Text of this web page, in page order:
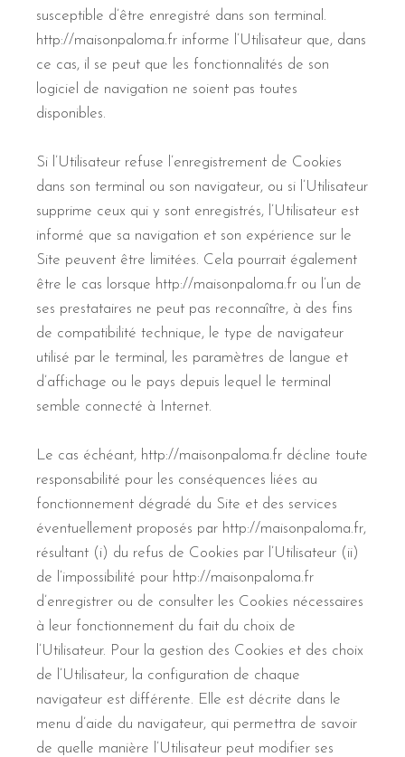
susceptible d’être enregistré dans son terminal.
http://maisonpaloma.fr informe l’Utilisateur que, dans
ce cas, il se peut que les fonctionnalités de son
logiciel de navigation ne soient pas toutes
disponibles.
Si l’Utilisateur refuse l’enregistrement de Cookies
dans son terminal ou son navigateur, ou si l’Utilisateur
supprime ceux qui y sont enregistrés, l’Utilisateur est
informé que sa navigation et son expérience sur le
Site peuvent être limitées. Cela pourrait également
être le cas lorsque http://maisonpaloma.fr ou l’un de
ses prestataires ne peut pas reconnaître, à des fins
de compatibilité technique, le type de navigateur
utilisé par le terminal, les paramètres de langue et
d’affichage ou le pays depuis lequel le terminal
semble connecté à Internet.
Le cas échéant, http://maisonpaloma.fr décline toute
responsabilité pour les conséquences liées au
fonctionnement dégradé du Site et des services
éventuellement proposés par http://maisonpaloma.fr,
résultant (i) du refus de Cookies par l’Utilisateur (ii)
de l’impossibilité pour http://maisonpaloma.fr
d’enregistrer ou de consulter les Cookies nécessaires
à leur fonctionnement du fait du choix de
l’Utilisateur. Pour la gestion des Cookies et des choix
de l’Utilisateur, la configuration de chaque
navigateur est différente. Elle est décrite dans le
menu d’aide du navigateur, qui permettra de savoir
de quelle manière l’Utilisateur peut modifier ses